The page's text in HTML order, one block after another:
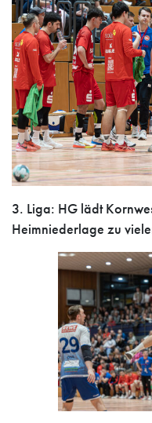
3. Liga: HG lädt
Heimniederlage zu